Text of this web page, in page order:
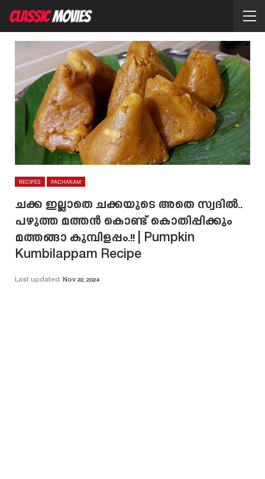
RECIPES PACHAKAM
ചക്ക ഇല്ലാതെ ചക്കയുടെ അതെ സ്വദിൽ..
പഴുത്ത മത്തൻ കൊണ്ട് കൊതിപ്പിക്കും
മത്തങ്ങാ കുമ്പിളപ്പം.!! | Pumpkin
Kumbilappam Recipe
Last updated Nov 22, 2024